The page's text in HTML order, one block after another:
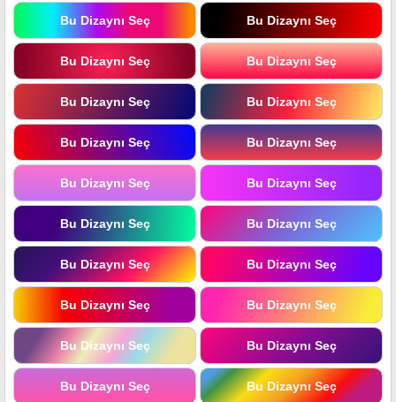
Bu Dizaynı Seç Bu Dizaynı Seç
Bu Dizaynı Seç Bu Dizaynı Seç
Bu Dizaynı Seç Bu Dizaynı Seç
Bu Dizaynı Seç Bu Dizaynı Seç
Bu Dizaynı Seç Bu Dizaynı Seç
Bu Dizaynı Seç Bu Dizaynı Seç
Bu Dizaynı Seç Bu Dizaynı Seç
Bu Dizaynı Seç Bu Dizaynı Seç
Bu Dizaynı Seç Bu Dizaynı Seç
Bu Dizaynı Seç Bu Dizaynı Seç